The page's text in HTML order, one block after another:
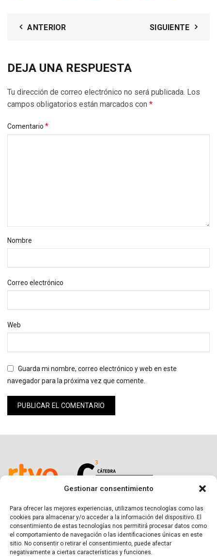
Gestionar consentimiento
Para ofrecer las mejores experiencias, utilizamos tecnologías como las
cookies para almacenar y/o acceder a la información del dispositivo. El
consentimiento de estas tecnologías nos permitirá procesar datos como
el comportamiento de navegación o las identificaciones únicas en este
sitio. No consentir o retirar el consentimiento, puede afectar
negativamente a ciertas características y funciones.
ANTERIOR SIGUIENTE
DEJA UNA RESPUESTA
Tu dirección de correo electrónico no será publicada. Los
campos obligatorios están marcados con *
Comentario *
Nombre
Correo electrónico
Web
Guarda mi nombre, correo electrónico y web en este
navegador para la próxima vez que comente.
SÍGUENOS EN LAS REDES SOCIALES